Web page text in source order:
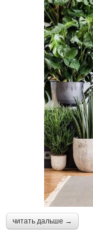
читать дальше →